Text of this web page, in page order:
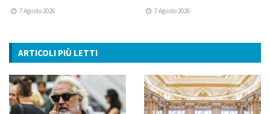
7 Agosto 2026 7 Agosto 2026
ARTICOLI PIÙ LETTI